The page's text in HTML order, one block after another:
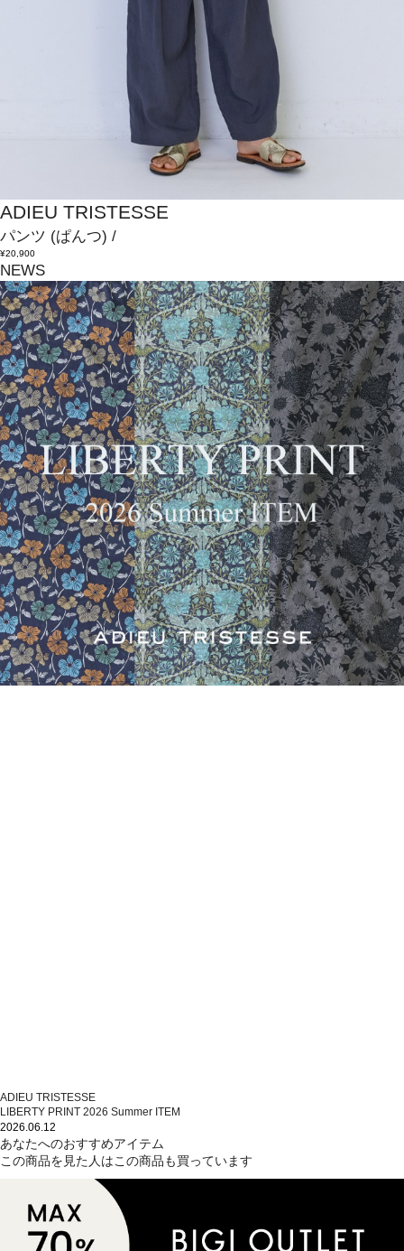
ADIEU TRISTESSE
パンツ (ぱんつ) /
¥20,900
NEWS
ADIEU TRISTESSE
LIBERTY PRINT 2026 Summer ITEM
2026.06.12
あなたへのおすすめアイテム
この商品を見た人はこの商品も買っています